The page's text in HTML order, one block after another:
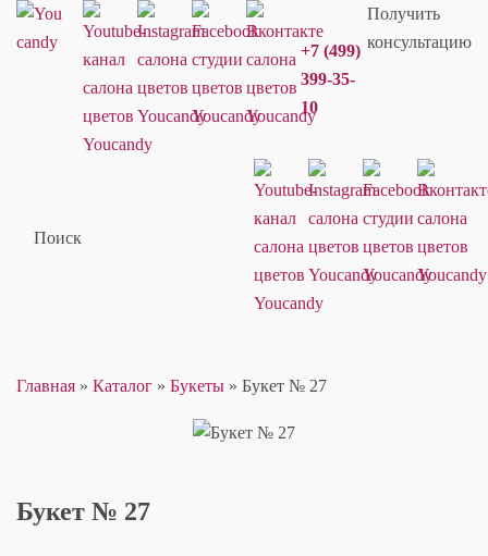
+7 (499)
399-35-
10
Получить
консультацию
Поиск
Главная » Каталог » Букеты » Букет № 27
Букет № 27